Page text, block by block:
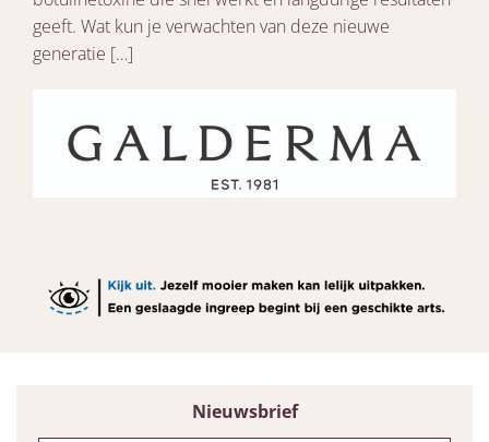
geeft. Wat kun je verwachten van deze nieuwe
generatie […]
Nieuwsbrief